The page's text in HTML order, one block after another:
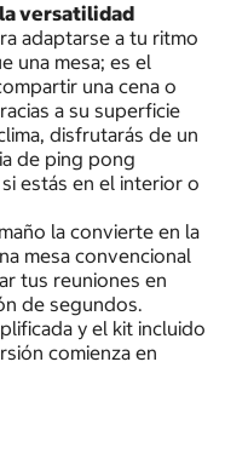
versatilidad
adaptarse a tu ritmo
una mesa; es el
una cena o
a su superficie
disfrutarás de un
de ping pong
estás en el interior o
la convierte en la
mesa convencional
tus reuniones en
de segundos.
y el kit incluido
comienza en